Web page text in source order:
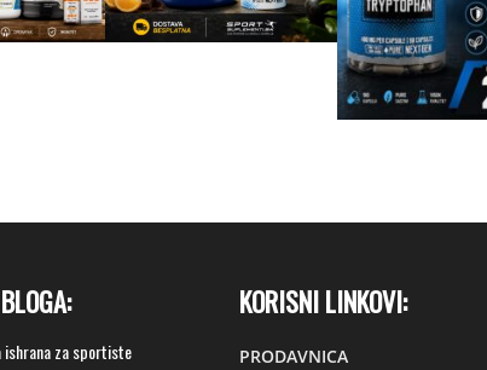
ishrana za sportiste
KORISNI LINKOVI:
PRODAVNICA